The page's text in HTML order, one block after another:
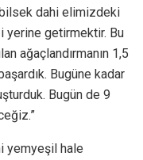
bilsek dahi elimizdeki
yerine getirmektir. Bu
ağaçlandırmanın 1,5
Bugüne kadar
Bugün de 9
yemyeşil hale